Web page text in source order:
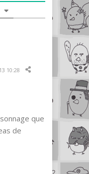
10:28
que
de